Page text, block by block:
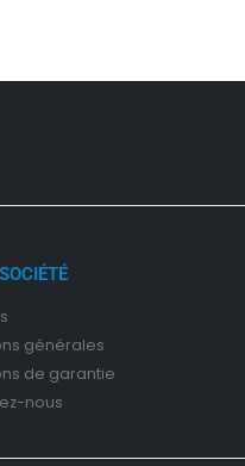
s générales
de garantie
nous